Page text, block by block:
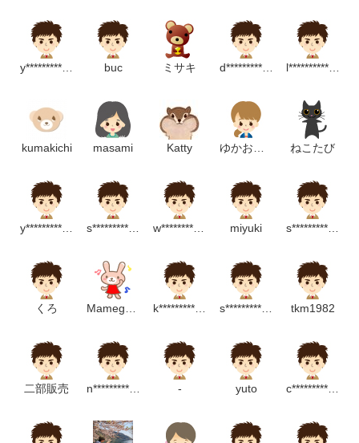
y************************i buc ミサキ d***********************m l*************************p
kumakichi masami Katty ゆかおさん ねこたび
y***********************m s*************************m w**************************p miyuki s***************************p
くろ Mamegohan k***********************p s***********************m tkm1982
二部販売 n***************************p - yuto c************************p